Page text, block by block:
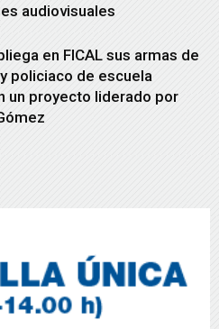
audiovisuales
en FICAL sus armas de
policiaco de escuela
un proyecto liderado por